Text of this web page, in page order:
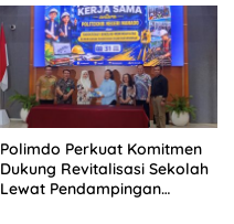
Polimdo Perkuat Komitmen
Dukung Revitalisasi Sekolah
Lewat Pendampingan